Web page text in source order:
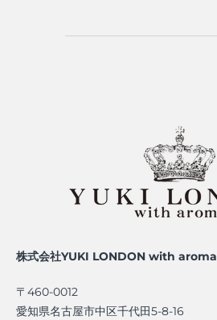
株式会社YUKI LONDON with aroma
〒460-0012
愛知県名古屋市中区千代田5-8-16